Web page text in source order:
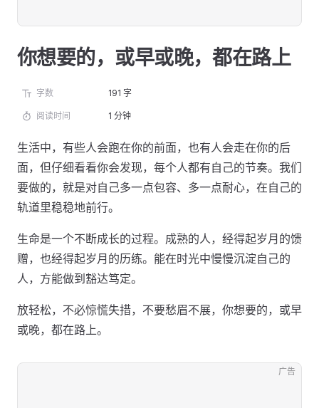
你想要的，或早或晚，都在路上
字数 191 字
阅读时间 1 分钟
生活中，有些人会跑在你的前面，也有人会走在你的后
面，但仔细看看你会发现，每个人都有自己的节奏。我们
要做的，就是对自己多一点包容、多一点耐心，在自己的
轨道里稳稳地前行。
生命是一个不断成长的过程。成熟的人，经得起岁月的馈
赠，也经得起岁月的历练。能在时光中慢慢沉淀自己的
人，方能做到豁达笃定。
放轻松，不必惊慌失措，不要愁眉不展，你想要的，或早
或晚，都在路上。
广告